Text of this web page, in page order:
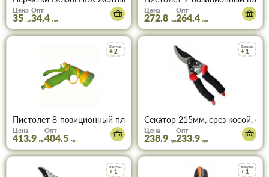
Цена
35 грн
Опт
34.4 грн
Цена
272.8 грн
Опт
264.4 грн
Бонусы
+ 2
Пистолет 8-позиционный пластиковый с фиксатором Verano,
Цена
413.9 грн
Опт
404.5 грн
Бонусы
+ 1
Секатор 215мм, срез косой,
Цена
238.9 грн
Опт
233.9 грн
Бонусы
+ 1
Бонусы
+ 1